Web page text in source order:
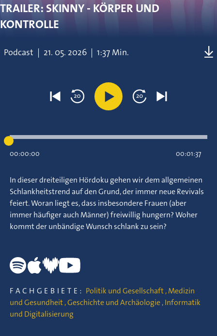
TRAILER: SKINNY - KÖRPER UND
KONTROLLE
Podcast | 21. 05. 2026 | 1:37 Min.
00:00:00 00:01:37
In dieser dreiteiligen Hördoku gehen wir dem allgemeinen
Schlankheitstrend auf den Grund, der immer neue Revivals
feiert. Woran liegt es, dass insbesondere Frauen (aber
immer häufiger auch Männer) freiwillig hungern? Woher
kommt der unbändige Wunsch schlank zu sein?
FACHGEBIETE: Politik und Gesellschaft,Medizin
und Gesundheit,Geschichte und Archäologie,Informatik
und Digitalisierung